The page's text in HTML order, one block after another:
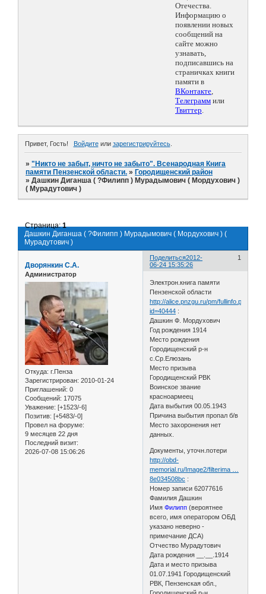
Отечества.
Информацию о
появлении новых
сообщений на
сайте можно
узнавать,
подписавшись на
страничках книги
памяти в
ВКонтакте,
Телеграмм или
Твиттер.
Привет, Гость! Войдитеили зарегистрируйтесь.
»"Никто не забыт, ничто не забыто". Всенародная Книга
памяти Пензенской области. » Городищенский район
»Дашкин Диганша ( ?Филипп ) Мурадымович ( Мордухович )
( Мурадутович )
Дашкин Диганша ( ?Филипп ) Мурадымович ( Мордухович ) (
Мурадутович )
Страница:1
Поделиться 1
2012-
06-24 15:35:26
Дворянкин С.А.
Администратор
Откуда: г.Пенза
Зарегистрирован: 2010-01-24
Приглашений: 0
Сообщений: 17075
Уважение: [+1523/-6]
Позитив: [+5483/-0]
Провел на форуме:
9 месяцев 22 дня
Последний визит:
2026-07-08 15:06:26
Электрон.книга памяти
Пензенской области
http://alice.pnzgu.ru/pm/fullinfo.php?
id=40444 :
Дашкин Ф. Мордухович
Год рождения 1914
Место рождения
Городищенский р-н
с.Ср.Елюзань
Место призыва
Городищенский РВК
Воинское звание
красноармеец
Дата выбытия 00.05.1943
Причина выбытия пропал б/в
Место захоронения нет
данных.
Документы, уточн.потери
http://obd-
memorial.ru/Image2/filterima …
8e034508bc :
Номер записи 62077616
Фамилия Дашкин
ИмяФилипп (вероятнее
всего, имя оператором ОБД
указано неверно -
примечание ДСА)
Отчество Мурадутович
Дата рождения __.__.1914
Дата и место призыва
01.07.1941 Городищенский
РВК, Пензенская обл.,